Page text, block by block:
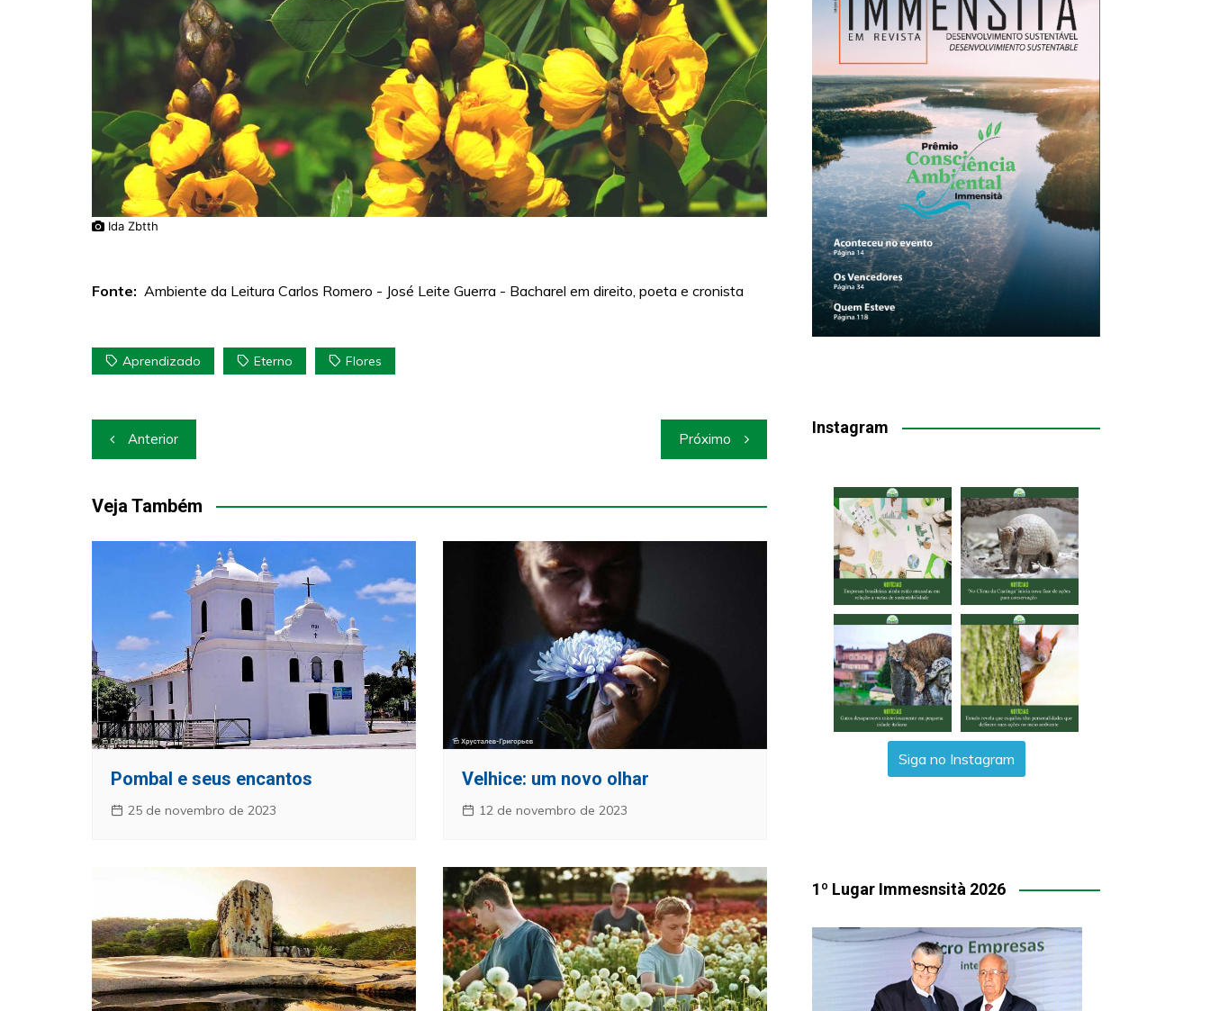
Ida Zbtth
Fonte: Ambiente da Leitura Carlos Romero - José Leite Guerra - Bacharel em direito, poeta e cronista
Aprendizado Eterno Flores
Navegação
de
Post
Anterior Próximo
Veja Também
Pombal e seus encantos
25 de novembro de 2023
Velhice: um novo olhar
12 de novembro de 2023
Instagram
Siga no Instagram
1º Lugar Immesnsità 2026